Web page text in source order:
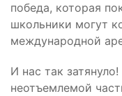
победа, которая
школьники могут
международной
И нас так
неотъемлемой